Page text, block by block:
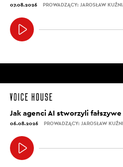
07.08.2026 PROWADZĄCY: JAROSŁAW
Jak agenci AI stworzyli
06.08.2026 PROWADZĄCY: JAROSŁAW